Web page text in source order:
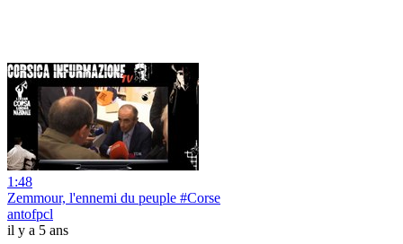
1:48
Zemmour, l'ennemi du peuple #Corse
antofpcl
il y a 5 ans